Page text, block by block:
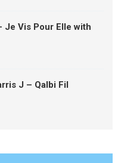
Vis Pour Elle with
J – Qalbi Fil